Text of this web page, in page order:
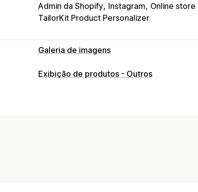
Admin da Shopify Instagram Online store
TailorKit Product Personalizer
Galeria de imagens
Tipos de galeria
Exibição de produtos - Outros